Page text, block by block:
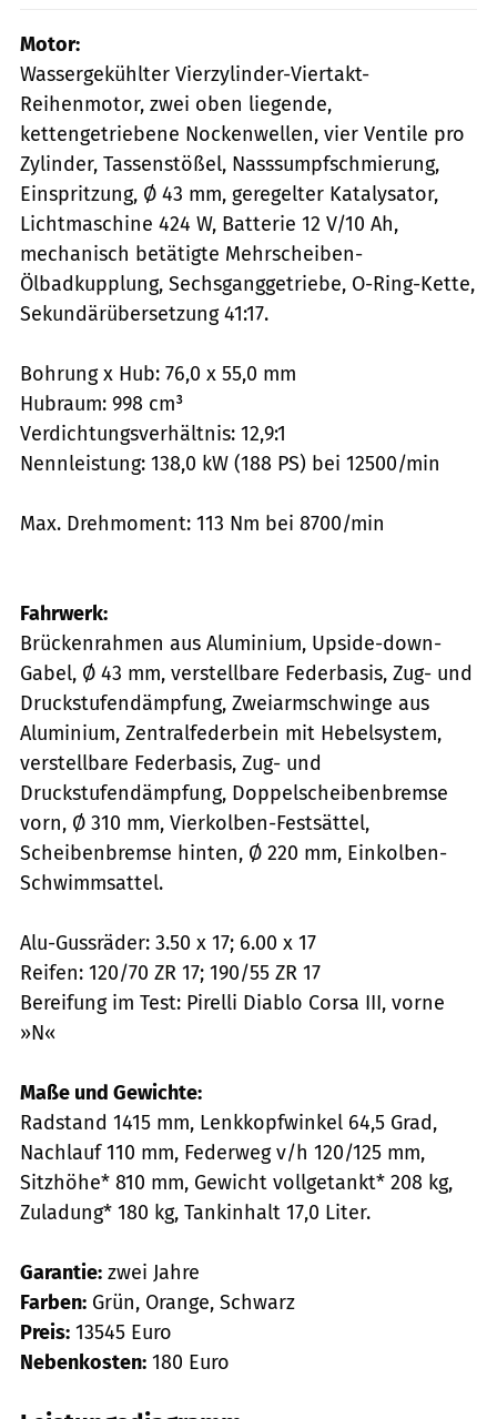
Motor:
Wassergekühlter Vierzylinder-Viertakt-
Reihenmotor, zwei oben liegende,
kettengetriebene Nockenwellen, vier Ventile pro
Zylinder, Tassenstößel, Nasssumpfschmierung,
Einspritzung, Ø 43 mm, geregelter Katalysator,
Lichtmaschine 424 W, Batterie 12 V/10 Ah,
mechanisch betätigte Mehrscheiben-
Ölbadkupplung, Sechsganggetriebe, O-Ring-Kette,
Sekundärübersetzung 41:17.
Bohrung x Hub: 76,0 x 55,0 mm
Hubraum: 998 cm³
Verdichtungsverhältnis: 12,9:1
Nennleistung: 138,0 kW (188 PS) bei 12500/min
Max. Drehmoment: 113 Nm bei 8700/min
Fahrwerk:
Brückenrahmen aus Aluminium, Upside-down-
Gabel, Ø 43 mm, verstellbare Federbasis, Zug- und
Druckstufendämpfung, Zweiarmschwinge aus
Aluminium, Zentralfederbein mit Hebelsystem,
verstellbare Federbasis, Zug- und
Druckstufendämpfung, Doppelscheibenbremse
vorn, Ø 310 mm, Vierkolben-Festsättel,
Scheibenbremse hinten, Ø 220 mm, Einkolben-
Schwimmsattel.
Alu-Gussräder: 3.50 x 17; 6.00 x 17
Reifen: 120/70 ZR 17; 190/55 ZR 17
Bereifung im Test: Pirelli Diablo Corsa III, vorne
»N«
Maße und Gewichte:
Radstand 1415 mm, Lenkkopfwinkel 64,5 Grad,
Nachlauf 110 mm, Federweg v/h 120/125 mm,
Sitzhöhe* 810 mm, Gewicht vollgetankt* 208 kg,
Zuladung* 180 kg, Tank­inhalt 17,0 Liter.
Garantie: zwei Jahre
Farben: Grün, Orange, Schwarz
Preis: 13545 Euro
Nebenkosten: 180 Euro